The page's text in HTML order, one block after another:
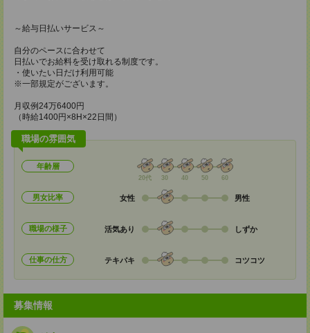
～給与日払いサービス～
自分のペースに合わせて
日払いでお給料を受け取れる制度です。
・使いたい日だけ利用可能
※一部規定がございます。
月収例24万6400円
（時給1400円×8H×22日間）
職場の雰囲気
年齢層
20代 30 40 50 60
男女比率 女性 男性
職場の様子 活気あり しずか
仕事の仕方 テキパキ コツコツ
募集情報